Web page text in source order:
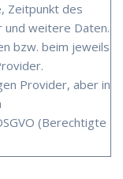
Zeitpunkt des
weitere Daten.
bzw. beim jeweils
Provider, aber in
(Berechtigte